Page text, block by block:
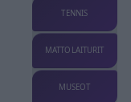
TENNIS
MATTOLAITURIT
MUSEOT